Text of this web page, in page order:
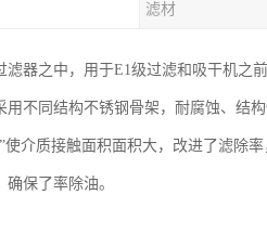
滤材
器之中，用于E1级过滤和吸干机之
不同结构不锈钢骨架，耐腐蚀、结
介质接触面积面积大，改进了滤除
保了率除油。